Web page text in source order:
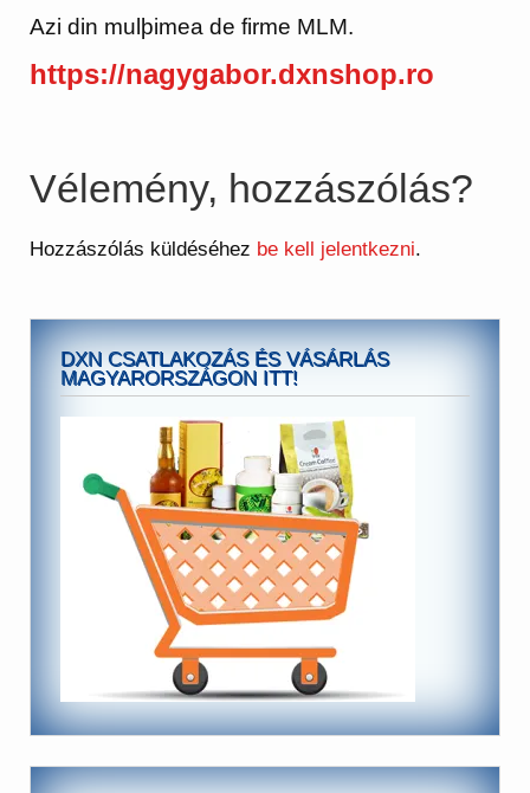
Azi din mulþimea de firme MLM.
https://nagygabor.dxnshop.ro
Vélemény, hozzászólás?
Hozzászólás küldéséhez be kell jelentkezni.
DXN CSATLAKOZÁS ÉS VÁSÁRLÁS
MAGYARORSZÁGON ITT!